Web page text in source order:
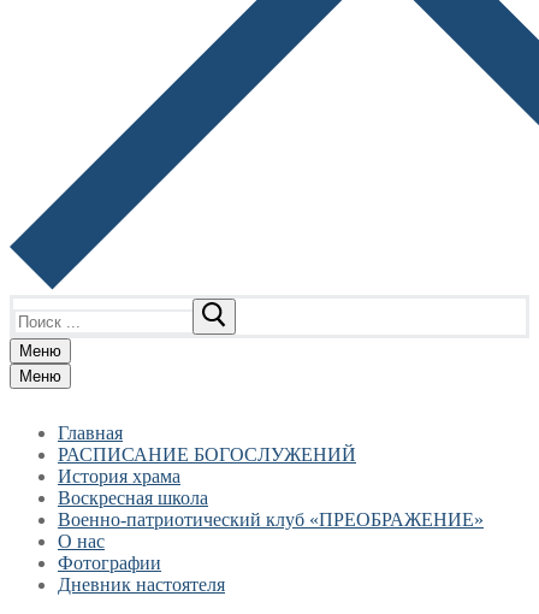
Меню
Меню
Главная
РАСПИСАНИЕ БОГОСЛУЖЕНИЙ
История храма
Воскресная школа
Военно-патриотический клуб «ПРЕОБРАЖЕНИЕ»
О нас
Фотографии
Дневник настоятеля